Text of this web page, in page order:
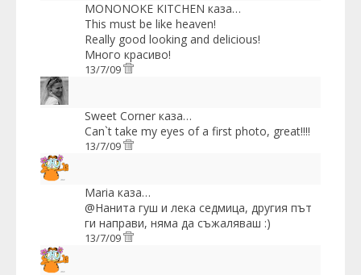
MONONOKE KITCHEN каза…
This must be like heaven!
Really good looking and delicious!
Много красиво!
13/7/09
Sweet Corner каза…
Can`t take my eyes of a first photo, great!!!!
13/7/09
Maria каза…
@Нанита гуш и лека седмица, другия път
ги направи, няма да съжаляваш :)
13/7/09